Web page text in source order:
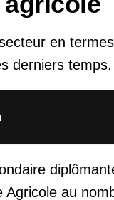
en
derniers temps.
Agricole au